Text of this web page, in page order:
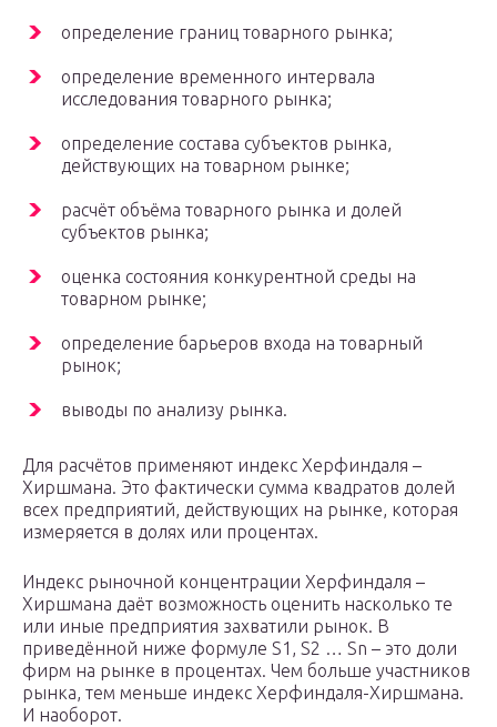
определение границ товарного рынка;
определение временного интервала
исследования товарного рынка;
определение состава субъектов рынка,
действующих на товарном рынке;
расчёт объёма товарного рынка и долей
субъектов рынка;
оценка состояния конкурентной среды на
товарном рынке;
определение барьеров входа на товарный
рынок;
выводы по анализу рынка.
Для расчётов применяют индекс Херфиндаля –
Хиршмана. Это фактически сумма квадратов долей
всех предприятий, действующих на рынке, которая
измеряется в долях или процентах.
Индекс рыночной концентрации Херфиндаля –
Хиршмана даёт возможность оценить насколько те
или иные предприятия захватили рынок. В
приведённой ниже формуле S1, S2 … Sn – это доли
фирм на рынке в процентах. Чем больше участников
рынка, тем меньше индекс Херфиндаля-Хиршмана.
И наоборот.